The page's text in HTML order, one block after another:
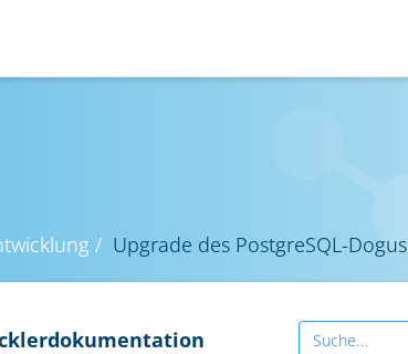
Upgrade des PostgreSQL-Dogus